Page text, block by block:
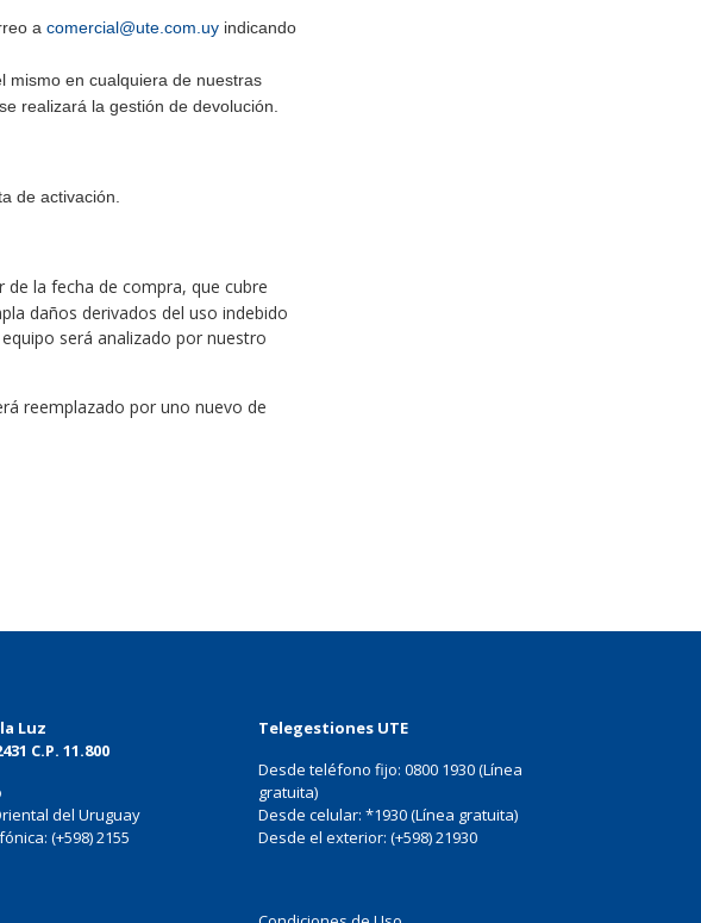
acomercial@ute.com.uy indicando
mismo en cualquiera de nuestras
realizará la gestión de devolución.
de activación.
la fecha de compra, que cubre
daños derivados del uso indebido
equipo será analizado por nuestro
reemplazado por uno nuevo de
Luz
C.P. 11.800
del Uruguay
(+598) 2155
Texto
Telegestiones UTE
Desde teléfono fijo: 0800 1930 (Línea
gratuita)
Desde celular: *1930 (Línea gratuita)
Desde el exterior: (+598) 21930